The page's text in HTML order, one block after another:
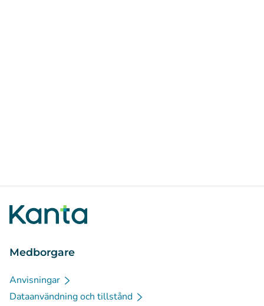
Medborgare
Anvisningar
Dataanvändning och tillstånd